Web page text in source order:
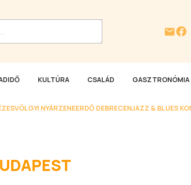
KULTÚRA CSALÁD GASZTRONÓMIA
NYÁRZENEERDŐ DEBRECENJAZZ & BLUES